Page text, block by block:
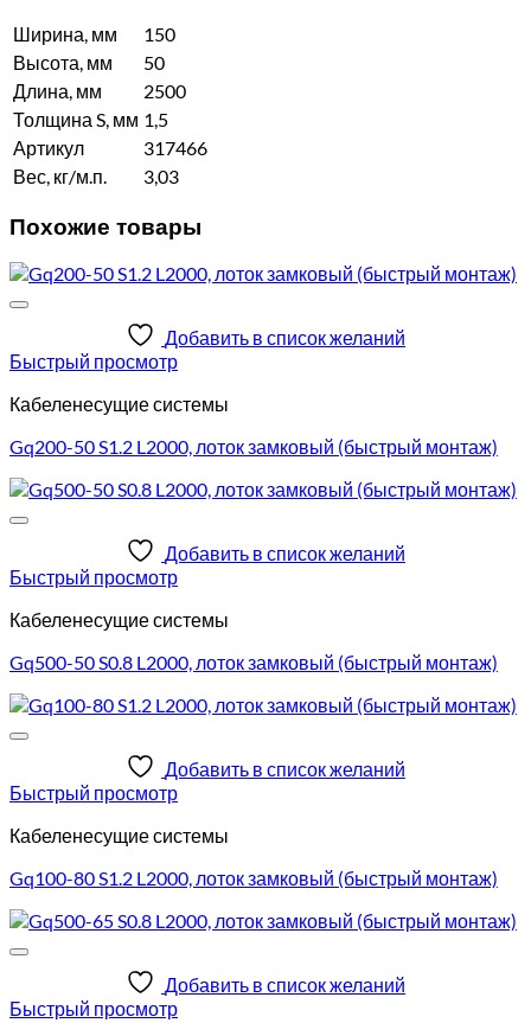
Ширина, мм
150
Высота, мм
50
Длина, мм
2500
Толщина S, мм 1,5
Артикул
317466
Вес, кг/м.п.
3,03
Похожие товары
Добавить в список желаний
Быстрый просмотр
Кабеленесущие системы
Gq200-50 S1.2 L2000, лоток замковый (быстрый монтаж)
Добавить в список желаний
Быстрый просмотр
Кабеленесущие системы
Gq500-50 S0.8 L2000, лоток замковый (быстрый монтаж)
Добавить в список желаний
Быстрый просмотр
Кабеленесущие системы
Gq100-80 S1.2 L2000, лоток замковый (быстрый монтаж)
Добавить в список желаний
Быстрый просмотр